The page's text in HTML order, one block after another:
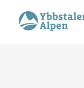
Direkt zur Volltextsuche
Direkt zum Inhalt